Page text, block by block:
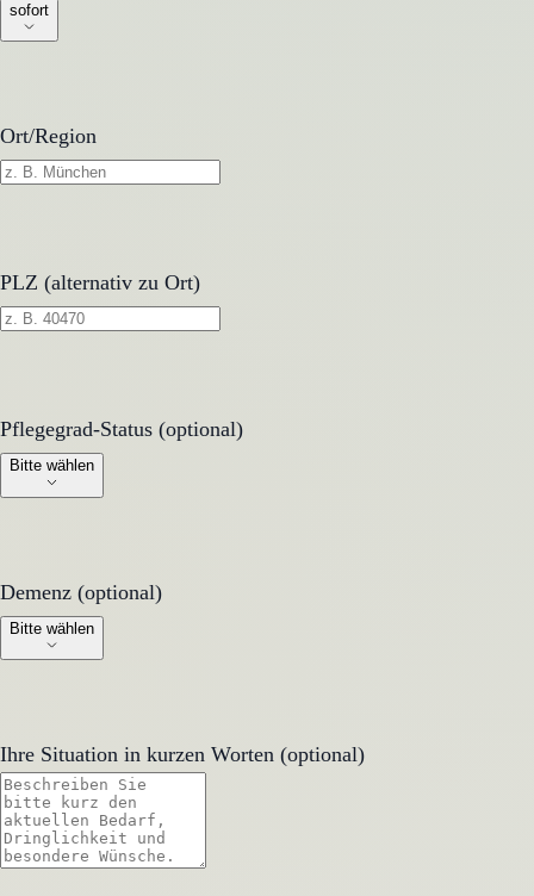
sofort
Ort/Region
PLZ (alternativ zu Ort)
Pflegegrad-Status (optional)
Pflegegrad-Status (optional)
Bitte wählen
Demenz (optional)
Demenz (optional)
Bitte wählen
Ihre Situation in kurzen Worten (optional)